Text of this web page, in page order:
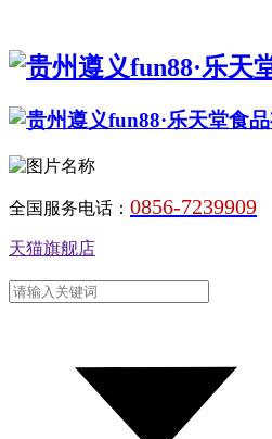
全国服务电话： 0856-7239909
天猫旗舰店